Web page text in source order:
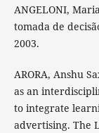
ANGELONI,
tomada de
2003.
ARORA, Anshu
as an
to integrate
advertising. The